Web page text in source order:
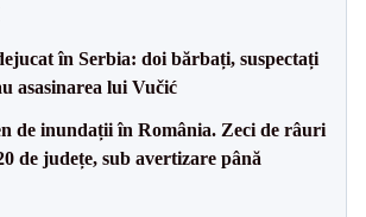
în Serbia: doi bărbați, suspectați
asasinarea lui Vučić
de inundații în România. Zeci de râuri
de județe, sub avertizare până